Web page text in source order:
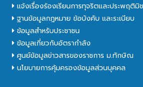
แจ้งเรื่องร้องเรียนการทุจริตและประพฤติ
ฐานข้อมูลกฎหมาย ข้อบังคับ และระเบียบ
ข้อมูลสำหรับประชาชน
ข้อมูลเกี่ยวกับอัตรากำลัง
ศูนย์ข้อมูลข่าวสารของราชการ ม.ทักษิณ
นโยบายการคุ้มครองข้อมูลส่วนบุคคล